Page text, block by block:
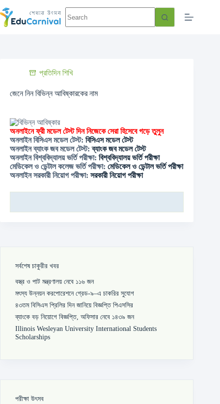
প্রতিদিন শিখি
জেনে নিন বিভিন্ন আবিষ্কারকের নাম
অনলাইনে ফ্রী মডেল টেস্ট দিন নিজেকে সেরা হিসেবে গড়ে তুলুন
অনলাইন বিসিএস মডেল টেস্ট: বিসিএস মডেল টেস্ট
অনলাইন ব্যাংক জব মডেল টেস্ট: ব্যাংক জব মডেল টেস্ট
অনলাইন বিশ্ববিদ্যালয় ভর্তি পরীক্ষা: বিশ্ববিদ্যালয় ভর্তি পরীক্ষা
মেডিকেল ও ডেন্টাল কলেজ ভর্তি পরীক্ষা: মেডিকেল ও ডেন্টাল ভর্তি পরীক্ষা
অনলাইন সরকারী নিয়োগ পরীক্ষা: সরকারী নিয়োগ পরীক্ষা
সর্বশেষ চাকুরীর খবর
বস্ত্র ও পাট মন্ত্রণালয় নেবে ১১৬ জন
মৎস্য উন্নয়ন করপোরেশনে গ্রেড-৯–এ চাকরির সুযোগ
৪৩তম বিসিএস প্রিলির দিন জানিয়ে বিজ্ঞপ্তি পিএসসির
ব্যাংকে বড় নিয়োগে বিজ্ঞপ্তি, অফিসার নেবে ১৪৩৯ জন
Illinois Wesleyan University International Students
Scholarships
পরীক্ষা উৎসব